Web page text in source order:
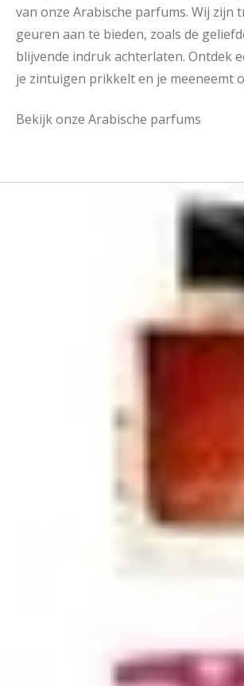
van onze Arabische parfums. Wij zijn
geuren aan te bieden, zoals de
blijvende indruk achterlaten. Ontdek
je zintuigen prikkelt en je meeneemt
Bekijk onze Arabische parfums